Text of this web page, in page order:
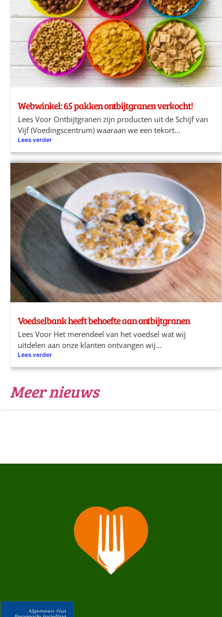
Webwinkel: 65 pakken ontbijtgranen verkocht!
Lees Voor Ontbijtgranen zijn producten uit de Schijf van
Vijf (Voedingscentrum) waaraan we een tekort...
Lees verder
Voedselbank heeft behoefte aan ontbijtgranen
Lees Voor Het merendeel van het voedsel wat wij
uitdelen aan onze klanten ontvangen wij...
Lees verder
Meer nieuws